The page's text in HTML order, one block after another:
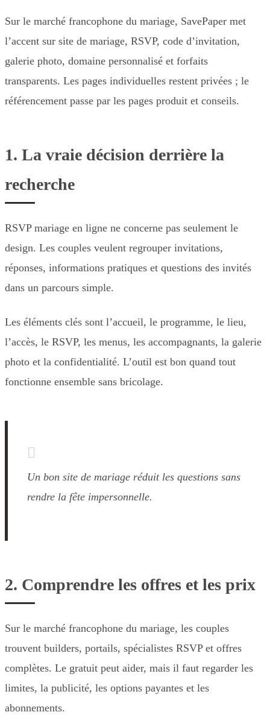
Sur le marché francophone du mariage, SavePaper met
l’accent sur site de mariage, RSVP, code d’invitation,
galerie photo, domaine personnalisé et forfaits
transparents. Les pages individuelles restent privées ; le
référencement passe par les pages produit et conseils.
1. La vraie décision derrière la
recherche
RSVP mariage en ligne ne concerne pas seulement le
design. Les couples veulent regrouper invitations,
réponses, informations pratiques et questions des invités
dans un parcours simple.
Les éléments clés sont l’accueil, le programme, le lieu,
l’accès, le RSVP, les menus, les accompagnants, la galerie
photo et la confidentialité. L’outil est bon quand tout
fonctionne ensemble sans bricolage.
Un bon site de mariage réduit les questions sans
rendre la fête impersonnelle.
2. Comprendre les offres et les prix
Sur le marché francophone du mariage, les couples
trouvent builders, portails, spécialistes RSVP et offres
complètes. Le gratuit peut aider, mais il faut regarder les
limites, la publicité, les options payantes et les
abonnements.